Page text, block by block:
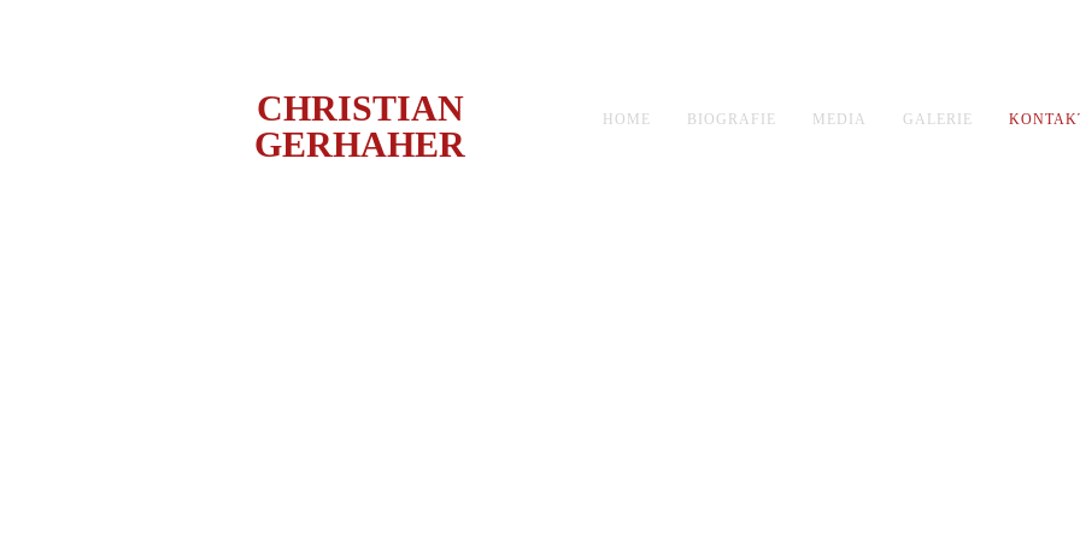
CHRISTIAN
GERHAHER
HOME BIOGRAFIE MEDIA GALERIE